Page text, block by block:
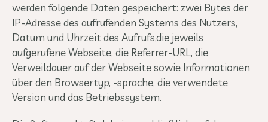
werden folgende Daten gespeichert: zwei Bytes der
IP-Adresse des aufrufenden Systems des Nutzers,
Datum und Uhrzeit des Aufrufs,die jeweils
aufgerufene Webseite, die Referrer-URL, die
Verweildauer auf der Webseite sowie Informationen
über den Browsertyp, -sprache, die verwendete
Version und das Betriebssystem.